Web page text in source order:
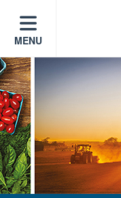
MENU